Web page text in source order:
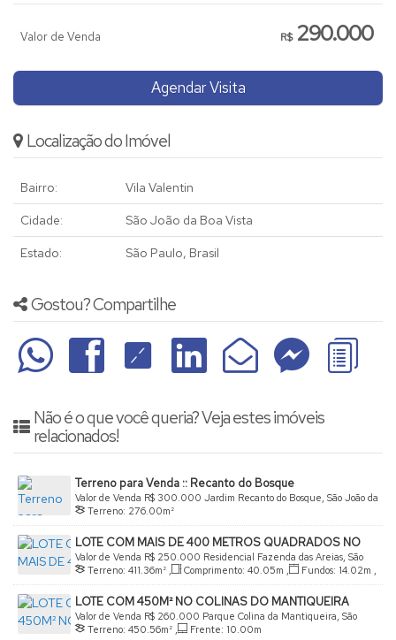
R$290.000
Valor de Venda
Agendar Visita
Localização do Imóvel
Bairro: Vila Valentin
Cidade: São João da Boa Vista
Estado: São Paulo, Brasil
Gostou? Compartilhe
Não é o que você queria? Veja estes imóveis
relacionados!
Terreno para Venda :: Recanto do Bosque
R$ 300.000
Valor de Venda
Jardim Recanto do Bosque, São João da
Boa Vista, São Paulo, Brasil
Terreno: 276.00m²
LOTE COM MAIS DE 400 METROS QUADRADOS NO
AREAIS
R$ 250.000
Valor de Venda
Residencial Fazenda das Areias, São
João da Boa Vista, São Paulo, Brasil
Terreno: 411.36m² , Comprimento: 40.05m , Fundos: 14.02m ,
Frente: 8.50m , Lado Direito: 40.05m ,
Lado Esquerdo:
36.99m
LOTE COM 450M² NO COLINAS DO MANTIQUEIRA
R$ 260.000
Valor de Venda
Parque Colina da Mantiqueira, São
João da Boa Vista, São Paulo, Brasil
Terreno: 450.56m² , Frente: 10.00m